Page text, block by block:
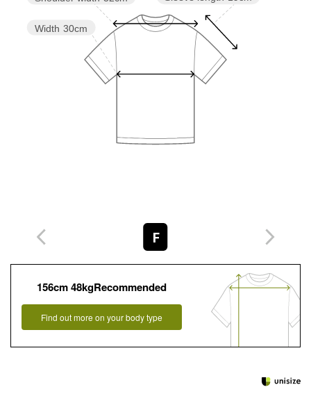
Width 30cm
F
156cm 48kgRecommended
Find out more on your body type